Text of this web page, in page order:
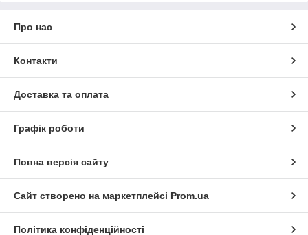
Про нас
Контакти
Доставка та оплата
Графік роботи
Повна версія сайту
Сайт створено на маркетплейсі Prom.ua
Політика конфіденційності